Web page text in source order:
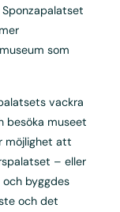
som
vackra
besöka museet
möjlighet att
– eller
byggdes
och det